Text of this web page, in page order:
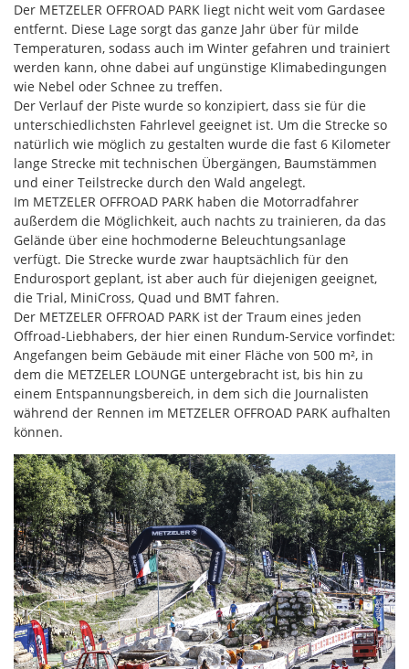
Der METZELER OFFROAD PARK liegt nicht weit vom Gardasee
entfernt. Diese Lage sorgt das ganze Jahr über für milde
Temperaturen, sodass auch im Winter gefahren und trainiert
werden kann, ohne dabei auf ungünstige Klimabedingungen
wie Nebel oder Schnee zu treffen.
Der Verlauf der Piste wurde so konzipiert, dass sie für die
unterschiedlichsten Fahrlevel geeignet ist. Um die Strecke so
natürlich wie möglich zu gestalten wurde die fast 6 Kilometer
lange Strecke mit technischen Übergängen, Baumstämmen
und einer Teilstrecke durch den Wald angelegt.
Im METZELER OFFROAD PARK haben die Motorradfahrer
außerdem die Möglichkeit, auch nachts zu trainieren, da das
Gelände über eine hochmoderne Beleuchtungsanlage
verfügt. Die Strecke wurde zwar hauptsächlich für den
Endurosport geplant, ist aber auch für diejenigen geeignet,
die Trial, MiniCross, Quad und BMT fahren.
Der METZELER OFFROAD PARK ist der Traum eines jeden
Offroad-Liebhabers, der hier einen Rundum-Service vorfindet:
Angefangen beim Gebäude mit einer Fläche von 500 m², in
dem die METZELER LOUNGE untergebracht ist, bis hin zu
einem Entspannungsbereich, in dem sich die Journalisten
während der Rennen im METZELER OFFROAD PARK aufhalten
können.